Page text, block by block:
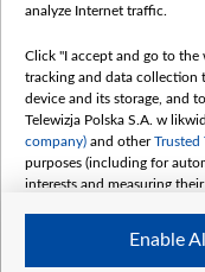
analyze Internet traffic.
Click "I accept and go to
tracking and data collection
device and its storage, and
Telewizja Polska S.A. w
company) and otherTrusted
purposes (including for
interests and measuring
The purposes of processing
follows:
Enable